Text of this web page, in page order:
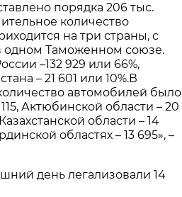
порядка 206 тыс.
количество
на три страны, с
одном Таможенном союзе.
–132 929 или 66%,
– 21 601 или 10%.В
автомобилей было
Актюбинской области – 20
области – 14
областях – 13 695», –
день легализовали 14